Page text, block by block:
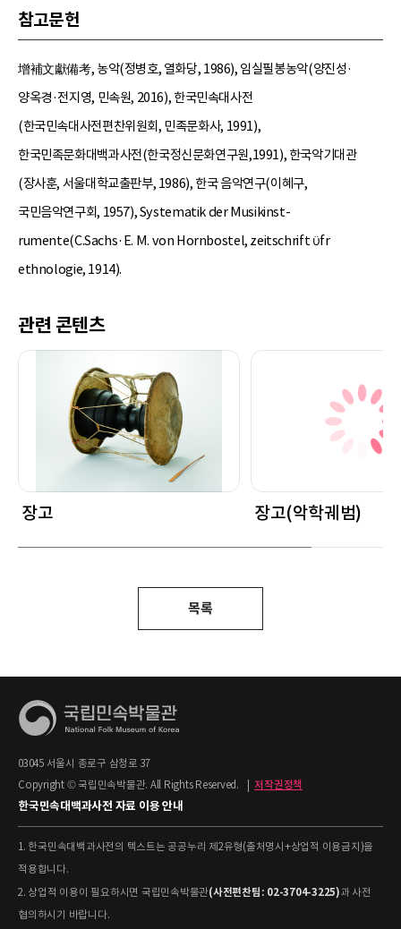
참고문헌
增補文獻備考, 농악(정병호, 열화당, 1986), 임실필봉농악(양진성·
양옥경·전지영, 민속원, 2016), 한국민속대사전
(한국민속대사전편찬위원회, 민족문화사, 1991),
한국민족문화대백과사전(한국정신문화연구원,1991), 한국악기대관
(장사훈, 서울대학교출판부, 1986), 한국 음악연구(이혜구,
국민음악연구회, 1957), Systematik der Musikinst-
rumente(C.Sachs·E. M. von Hornbostel, zeitschrift ϋfr
ethnologie, 1914).
관련 콘텐츠
장고 장고(악학궤범)
목록
03045 서울시 종로구 삼청로 37
Copyright © 국립민속박물관. All Rights Reserved.
저작권정책
한국민속대백과사전 자료 이용 안내
1. 한국민속대백과사전의 텍스트는 공공누리 제2유형(출처명시+상업적 이용금지)을
적용합니다.
2. 상업적 이용이 필요하시면 국립민속박물관(사전편찬팀: 02-3704-3225)과 사전
협의하시기 바랍니다.